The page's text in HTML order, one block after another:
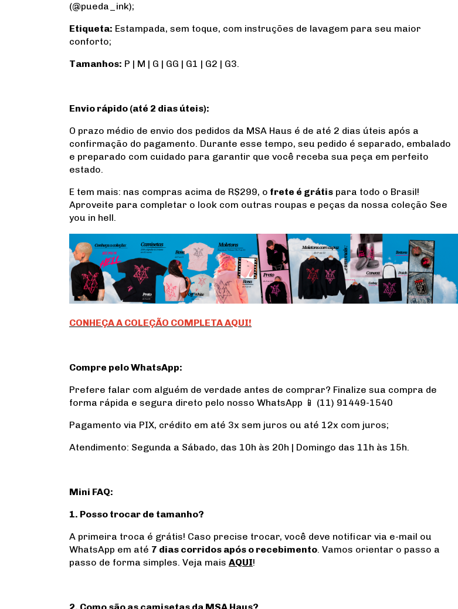
(@pueda_ink);
Etiqueta: Estampada, sem toque, com instruções de lavagem para seu maior
conforto;
Tamanhos: P | M | G | GG | G1 | G2 | G3.
Envio rápido (até 2 dias úteis):
O prazo médio de envio dos pedidos da MSA Haus é de até 2 dias úteis após a
confirmação do pagamento. Durante esse tempo, seu pedido é separado, embalado
e preparado com cuidado para garantir que você receba sua peça em perfeito
estado.
E tem mais: nas compras acima de R$299, o frete é grátis para todo o Brasil!
Aproveite para completar o look com outras roupas e peças da nossa coleção See
you in hell.
CONHEÇA A COLEÇÃO COMPLETA AQUI!
Compre pelo WhatsApp:
Prefere falar com alguém de verdade antes de comprar? Finalize sua compra de
forma rápida e segura direto pelo nosso WhatsApp 📱 (11) 91449-1540
Pagamento via PIX, crédito em até 3x sem juros ou até 12x com juros;
Atendimento: Segunda a Sábado, das 10h às 20h | Domingo das 11h às 15h.
Mini FAQ:
1. Posso trocar de tamanho?
A primeira troca é grátis! Caso precise trocar, você deve notificar via e-mail ou
WhatsApp em até 7 dias corridos após o recebimento. Vamos orientar o passo a
passo de forma simples. Veja mais AQUI!